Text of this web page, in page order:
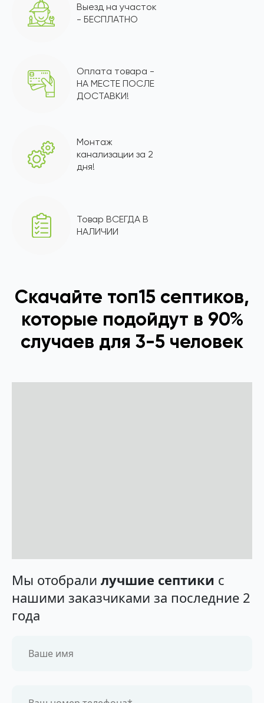
Выезд на участок
- БЕСПЛАТНО
Оплата товара -
НА МЕСТЕ ПОСЛЕ
ДОСТАВКИ!
Монтаж
канализации за 2
дня!
Товар ВСЕГДА В
НАЛИЧИИ
Скачайте топ15 септиков,
которые подойдут в 90%
случаев для 3-5 человек
Мы отобрали лучшие септики с
нашими заказчиками за последние 2
года